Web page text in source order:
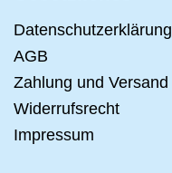
Datenschutzerklärung
AGB
Zahlung und Versand
Widerrufsrecht
Impressum